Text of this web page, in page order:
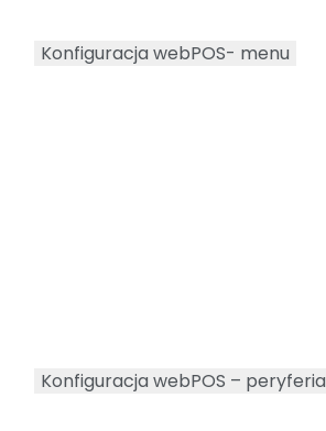
Konfiguracja webPOS- menu
Konfiguracja webPOS – peryferia